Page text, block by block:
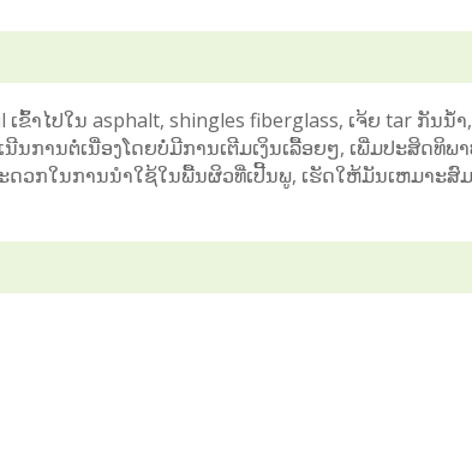
າໄປໃນ asphalt, shingles fiberglass, ເຈ້ຍ tar ກັນນ້ໍ
ການຕໍ່ເນື່ອງໂດຍບໍ່ມີການເຕີມເງິນເລື້ອຍໆ, ເພີ່ມປະສິດທິພ
ດວກໃນການນໍາໃຊ້ໃນພື້ນຜິວທີ່ເປີ້ນພູ, ເຮັດໃຫ້ມັນເຫມາະສົ